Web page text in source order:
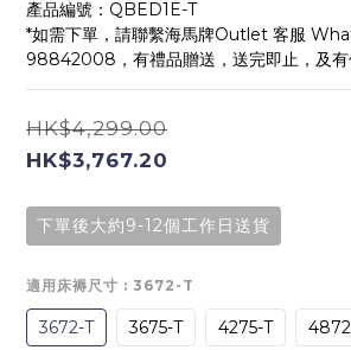
產品編號：QBED1E-T
*如需下單，請聯繫海馬牌Outlet 客服
98842008，有禮品贈送，送完即止，及有
HK$4,299.00
HK$3,767.20
下單後大約9-12個工作日送貨
適用床褥尺寸 : 3672-T
3672-T 3675-T 4275-T